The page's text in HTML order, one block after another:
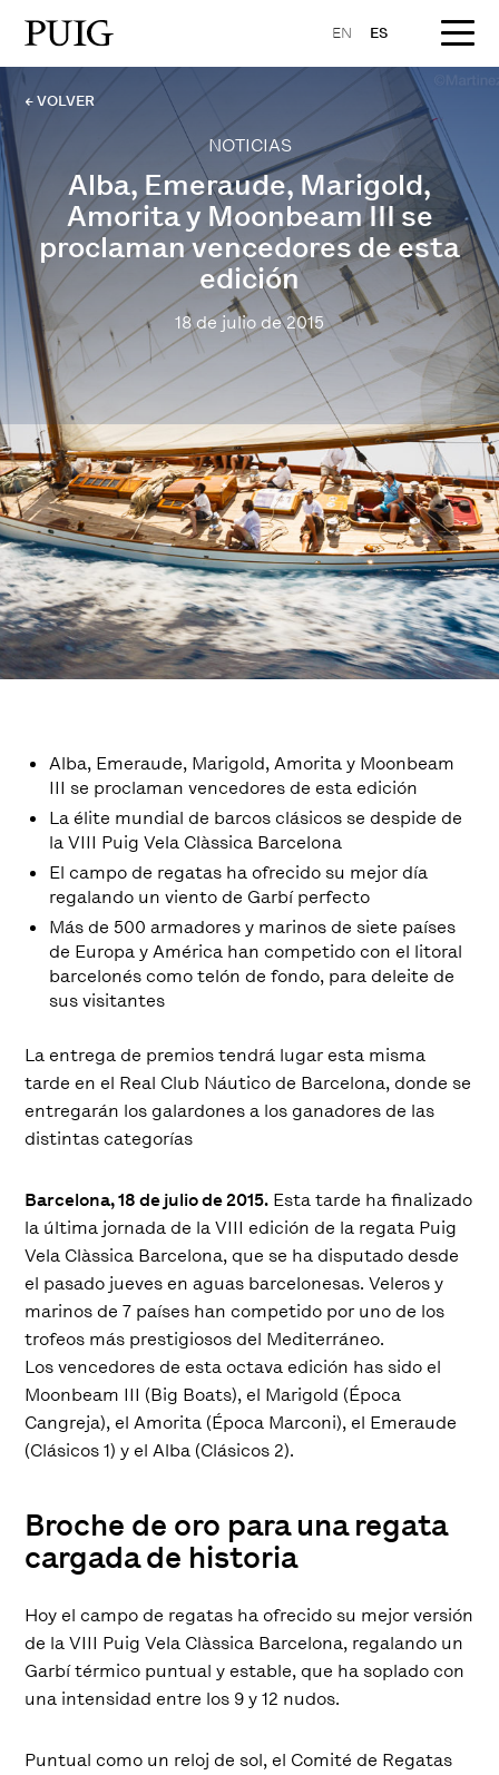
EN ES
← VOLVER
NOTICIAS
Alba, Emeraude, Marigold,
Amorita y Moonbeam III se
proclaman vencedores de esta
edición
18 de julio de 2015
Alba, Emeraude, Marigold, Amorita y Moonbeam
III se proclaman vencedores de esta edición
La élite mundial de barcos clásicos se despide de
la VIII Puig Vela Clàssica Barcelona
El campo de regatas ha ofrecido su mejor día
regalando un viento de Garbí perfecto
Más de 500 armadores y marinos de siete países
de Europa y América han competido con el litoral
barcelonés como telón de fondo, para deleite de
sus visitantes
La entrega de premios tendrá lugar esta misma
tarde en el Real Club Náutico de Barcelona, donde se
entregarán los galardones a los ganadores de las
distintas categorías
Barcelona, 18 de julio de 2015. Esta tarde ha finalizado
la última jornada de la VIII edición de la regata Puig
Vela Clàssica Barcelona, que se ha disputado desde
el pasado jueves en aguas barcelonesas. Veleros y
marinos de 7 países han competido por uno de los
trofeos más prestigiosos del Mediterráneo.
Los vencedores de esta octava edición has sido el
Moonbeam III (Big Boats), el Marigold (Época
Cangreja), el Amorita (Época Marconi), el Emeraude
(Clásicos 1) y el Alba (Clásicos 2).
Broche de oro para una regata
cargada de historia
Hoy el campo de regatas ha ofrecido su mejor versión
de la VIII Puig Vela Clàssica Barcelona, regalando un
Garbí térmico puntual y estable, que ha soplado con
una intensidad entre los 9 y 12 nudos.
Puntual como un reloj de sol, el Comité de Regatas